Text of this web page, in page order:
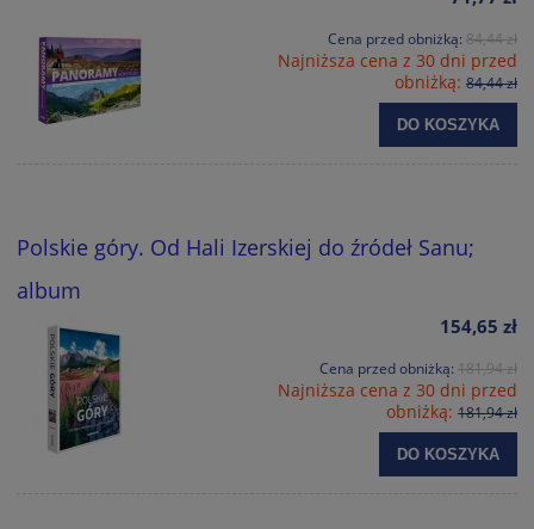
Cena przed obniżką: 84,44 zł
Najniższa cena z 30 dni przed
obniżką: 84,44 zł
DO KOSZYKA
Polskie góry. Od Hali Izerskiej do źródeł Sanu;
album
154,65 zł
Cena przed obniżką: 181,94 zł
Najniższa cena z 30 dni przed
obniżką: 181,94 zł
DO KOSZYKA